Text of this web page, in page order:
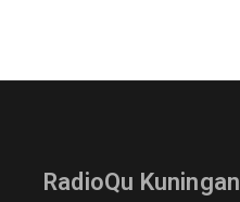
RadioQu Kuningan